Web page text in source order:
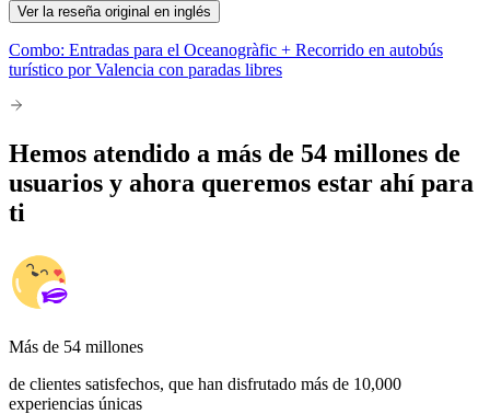
Ver la reseña original en inglés
Combo: Entradas para el Oceanogràfic + Recorrido en autobús
turístico por Valencia con paradas libres
Hemos atendido a más de 54 millones de
usuarios y ahora queremos estar ahí para
ti
Más de 54 millones
de clientes satisfechos, que han disfrutado más de 10,000
experiencias únicas